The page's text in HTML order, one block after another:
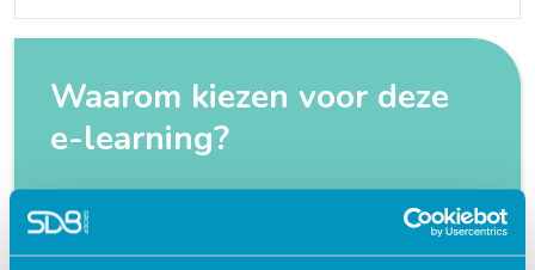
Waarom kiezen voor deze
e-learning?
Flexibel – leer op je eigen manier en tempo